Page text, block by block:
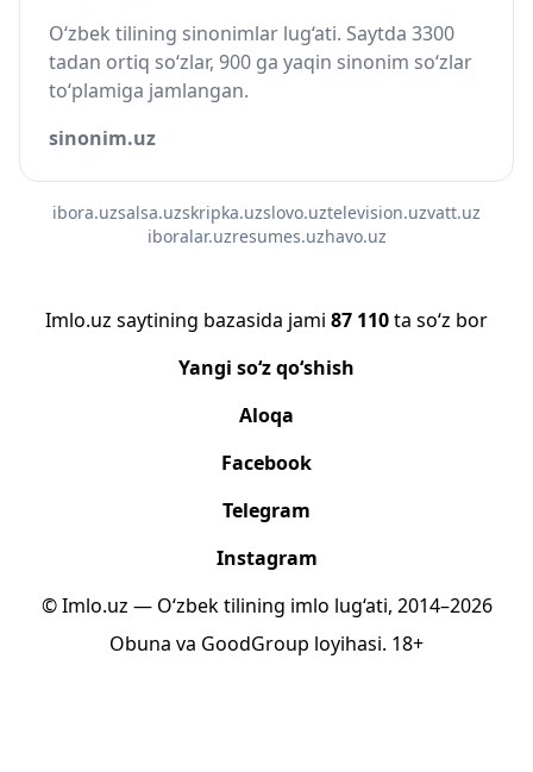
O‘zbek tilining sinonimlar lug‘ati. Saytda 3300
tadan ortiq so‘zlar, 900 ga yaqin sinonim so‘zlar
to‘plamiga jamlangan.
sinonim.uz
ibora.uzsalsa.uzskripka.uzslovo.uztelevision.uzvatt.uz
iboralar.uzresumes.uzhavo.uz
Imlo.uz saytining bazasida jami 87 110ta so‘z bor
Yangi so‘z qo‘shish
Aloqa
Facebook
Telegram
Instagram
© Imlo.uz — O‘zbek tilining imlo lug‘ati, 2014–2026
Obuna va GoodGroup loyihasi. 18+